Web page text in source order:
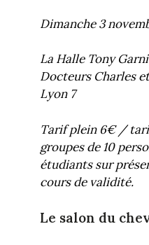
Dimanche 3
La Halle Tony
Docteurs Charles
Lyon 7
Tarif plein 6€ /
groupes de 10
étudiants sur
cours de validité.
Le salon du